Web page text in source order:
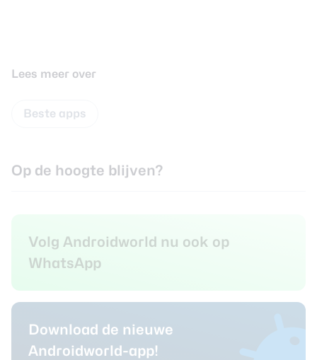
Lees meer over
Beste apps
Op de hoogte blijven?
Volg Androidworld nu ook op
WhatsApp
Download de nieuwe
Androidworld-app!